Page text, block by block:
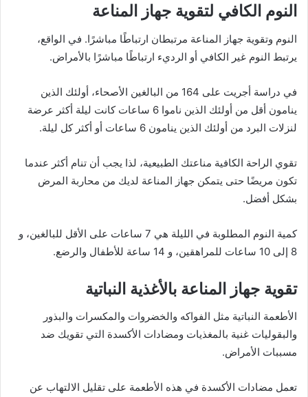
النوم الكافي لتقوية جهاز المناعة
النوم وتقوية جهاز المناعة مرتبطان ارتباطًا مباشرًا. في الواقع،
يرتبط النوم غير الكافي أو الرديء ارتباطًا مباشرًا بالأمراض.
في دراسة أجريت على 164 من البالغين الأصحاء، أولئك الذين
ينامون أقل من أولئك الذين ناموا 6 ساعات كانت ليلة أكثر عرضة
لنزلات البرد من أولئك الذين ينامون 6 ساعات أو أكثر كل ليلة.
تقوي الراحة الكافية مناعتك الطبيعية، لذا يجب أن تنام أكثر عندما
تكون مريضًا حتى يتمكن جهاز المناعة لديك من محاربة المرض
بشكل أفضل.
كمية النوم المطلوبة في الليلة هي 7 ساعات على الأقل للبالغين، و
8 إلى 10 ساعات للمراهقين، و 14 ساعة للأطفال والرضع.
تقوية جهاز المناعة بالأغذية النباتية
الأطعمة النباتية مثل الفواكه والخضروات والمكسرات والبذور
والبقوليات غنية بالمغذيات ومضادات الأكسدة التي تقويك ضد
مسببات الأمراض.
تعمل مضادات الأكسدة في هذه الأطعمة على تقليل الالتهاب عن